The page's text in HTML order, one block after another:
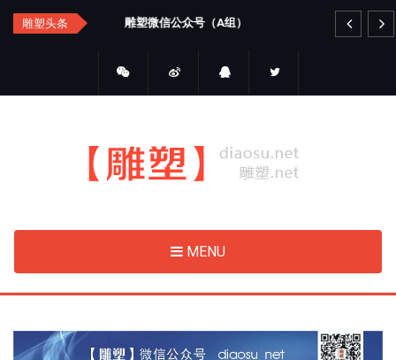
Skip
雕塑头条 雕塑微信公众号（A组）
MENU